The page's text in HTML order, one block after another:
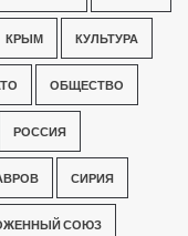
КРЫМ КУЛЬТУРА
ОБЩЕСТВО
РОССИЯ
СИРИЯ
СОЮЗ